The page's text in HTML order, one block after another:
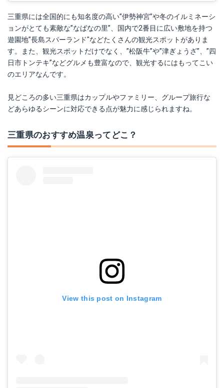
三重県には全国的にも知名度の高い”伊勢神宮”や冬のイルミネーシ
ョンがとても素敵な”なばなの里”、国内で2番目に広い敷地を持つ
遊園地”長島スパーランド"などたくさんの観光スポットがありま
す。また、観光スポットだけでなく、”松阪牛”や”津ぎょうざ”、”四
日市トンテキ”などグルメも豊富なので、観光するにはもってこい
のエリアなんです。
見どころの多い三重県はカップルやファミリー、グループ旅行な
どあらゆるシーンに対応できる点が魅力に感じられますね。
三重県のおすすめ温泉ってどこ？
View this post on Instagram